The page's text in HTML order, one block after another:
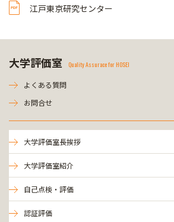
江戸東京研究センター
大学評価室 Quality Assurace for HOSEI
よくある質問
お問合せ
大学評価室長挨拶
大学評価室紹介
自己点検・評価
認証評価